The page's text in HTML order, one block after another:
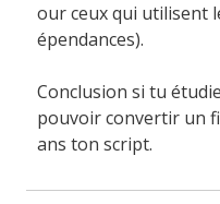
our ceux qui utilisent
épendances).
Conclusion si tu
pouvoir convertir un
ans ton script.